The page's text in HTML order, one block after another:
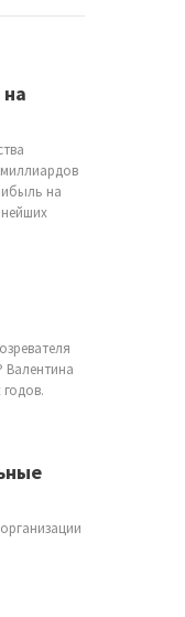
на
Валентина